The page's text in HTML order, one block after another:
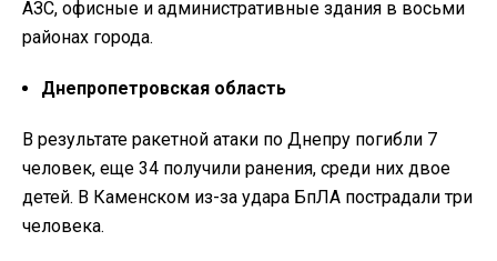
АЗС, офисные и административные здания в восьми
районах города.
Днепропетровская область
В результате ракетной атаки по Днепру погибли 7
человек, еще 34 получили ранения, среди них двое
детей. В Каменском из-за удара БпЛА пострадали три
человека.